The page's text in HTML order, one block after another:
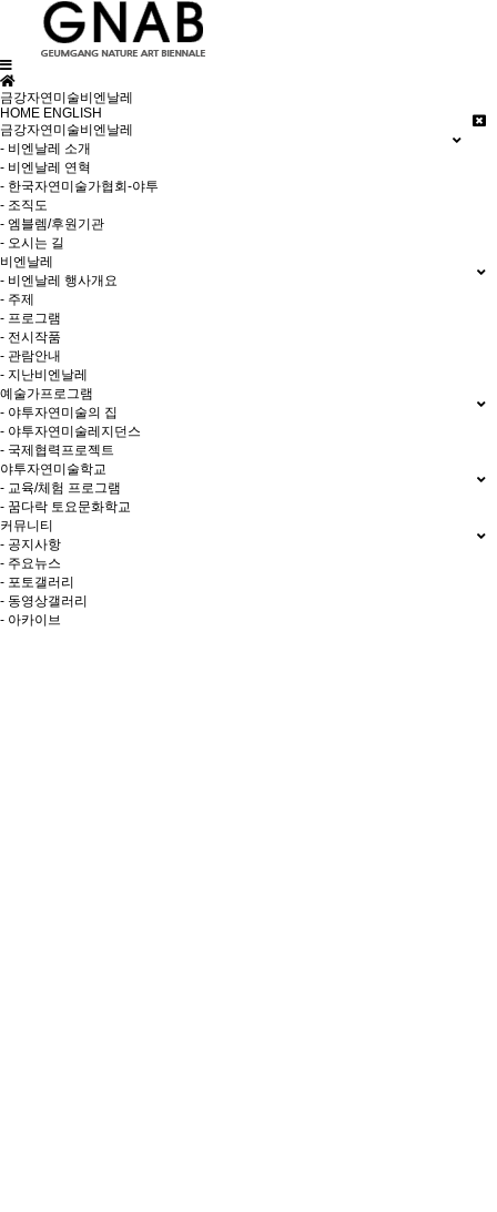
금강자연미술비엔날레
HOME ENGLISH
금강자연미술비엔날레
- 비엔날레 소개
- 비엔날레 연혁
- 한국자연미술가협회-야투
- 조직도
- 엠블렘/후원기관
- 오시는 길
비엔날레
- 비엔날레 행사개요
- 주제
- 프로그램
- 전시작품
- 관람안내
- 지난비엔날레
예술가프로그램
- 야투자연미술의 집
- 야투자연미술레지던스
- 국제협력프로젝트
야투자연미술학교
- 교육/체험 프로그램
- 꿈다락 토요문화학교
커뮤니티
- 공지사항
- 주요뉴스
- 포토갤러리
- 동영상갤러리
- 아카이브